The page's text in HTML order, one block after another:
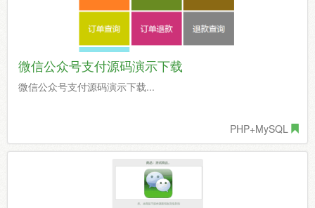
微信公众号支付源码演示下载
微信公众号支付源码演示下载...
PHP+MySQL